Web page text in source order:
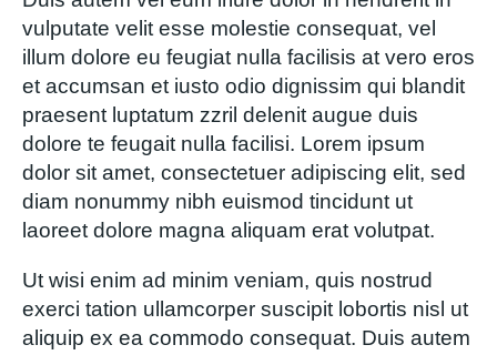
vulputate velit esse molestie consequat, vel
illum dolore eu feugiat nulla facilisis at vero eros
et accumsan et iusto odio dignissim qui blandit
praesent luptatum zzril delenit augue duis
dolore te feugait nulla facilisi. Lorem ipsum
dolor sit amet, consectetuer adipiscing elit, sed
diam nonummy nibh euismod tincidunt ut
laoreet dolore magna aliquam erat volutpat.
Ut wisi enim ad minim veniam, quis nostrud
exerci tation ullamcorper suscipit lobortis nisl ut
aliquip ex ea commodo consequat. Duis autem